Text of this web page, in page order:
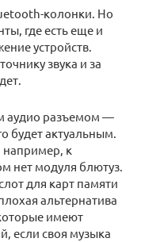
колонки. Но
где есть еще и
устройств.
звука и за
аудио разъемом —
будет актуальным.
к
нет модуля блютуз.
для карт памяти
альтернатива
имеют
если своя музыка